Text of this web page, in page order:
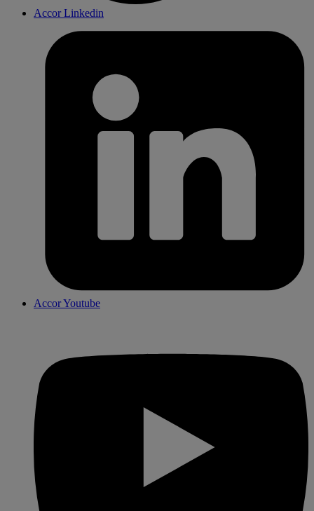
Accor Linkedin
Accor Youtube